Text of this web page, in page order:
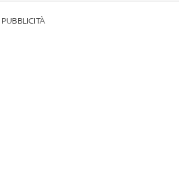
PUBBLICITÀ